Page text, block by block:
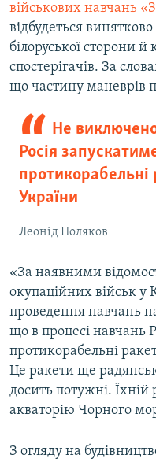
військових навчань
відбудеться винятково
білоруської сторони
спостерігачів. За
що частину маневрів
Не
Росія
протикорабельні
України
Леонід Поляков
«За наявними
окупаційних військ у
проведення навчань
що в процесі навчань
протикорабельні
Це ракети ще
досить потужні. Їхній
акваторію Чорного
З огляду на